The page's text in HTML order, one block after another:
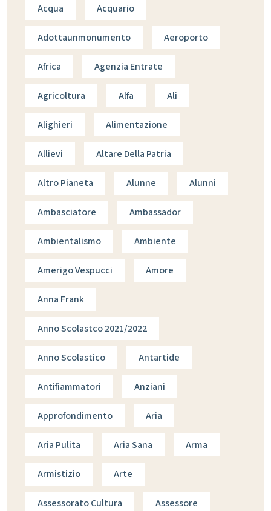
Acqua Acquario
Adottaunmonumento Aeroporto
Africa Agenzia Entrate
Agricoltura Alfa Ali
Alighieri Alimentazione
Allievi Altare Della Patria
Altro Pianeta Alunne Alunni
Ambasciatore Ambassador
Ambientalismo Ambiente
Amerigo Vespucci Amore
Anna Frank
Anno Scolastco 2021/2022
Anno Scolastico Antartide
Antifiammatori Anziani
Approfondimento Aria
Aria Pulita Aria Sana Arma
Armistizio Arte
Assessorato Cultura Assessore